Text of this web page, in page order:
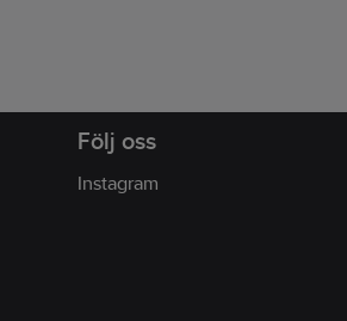
Följ oss
Instagram